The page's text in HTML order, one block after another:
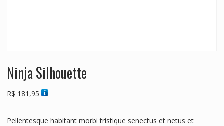
Ninja Silhouette
R$ 181,95
Pellentesque habitant morbi tristique senectus et netus et